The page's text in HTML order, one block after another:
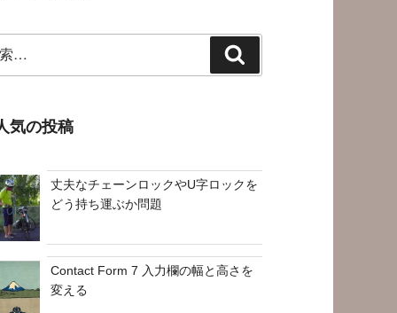
索
気の投稿
丈夫なチェーンロックやU字ロックを
どう持ち運ぶか問題
Contact Form 7 入力欄の幅と高さを
変える